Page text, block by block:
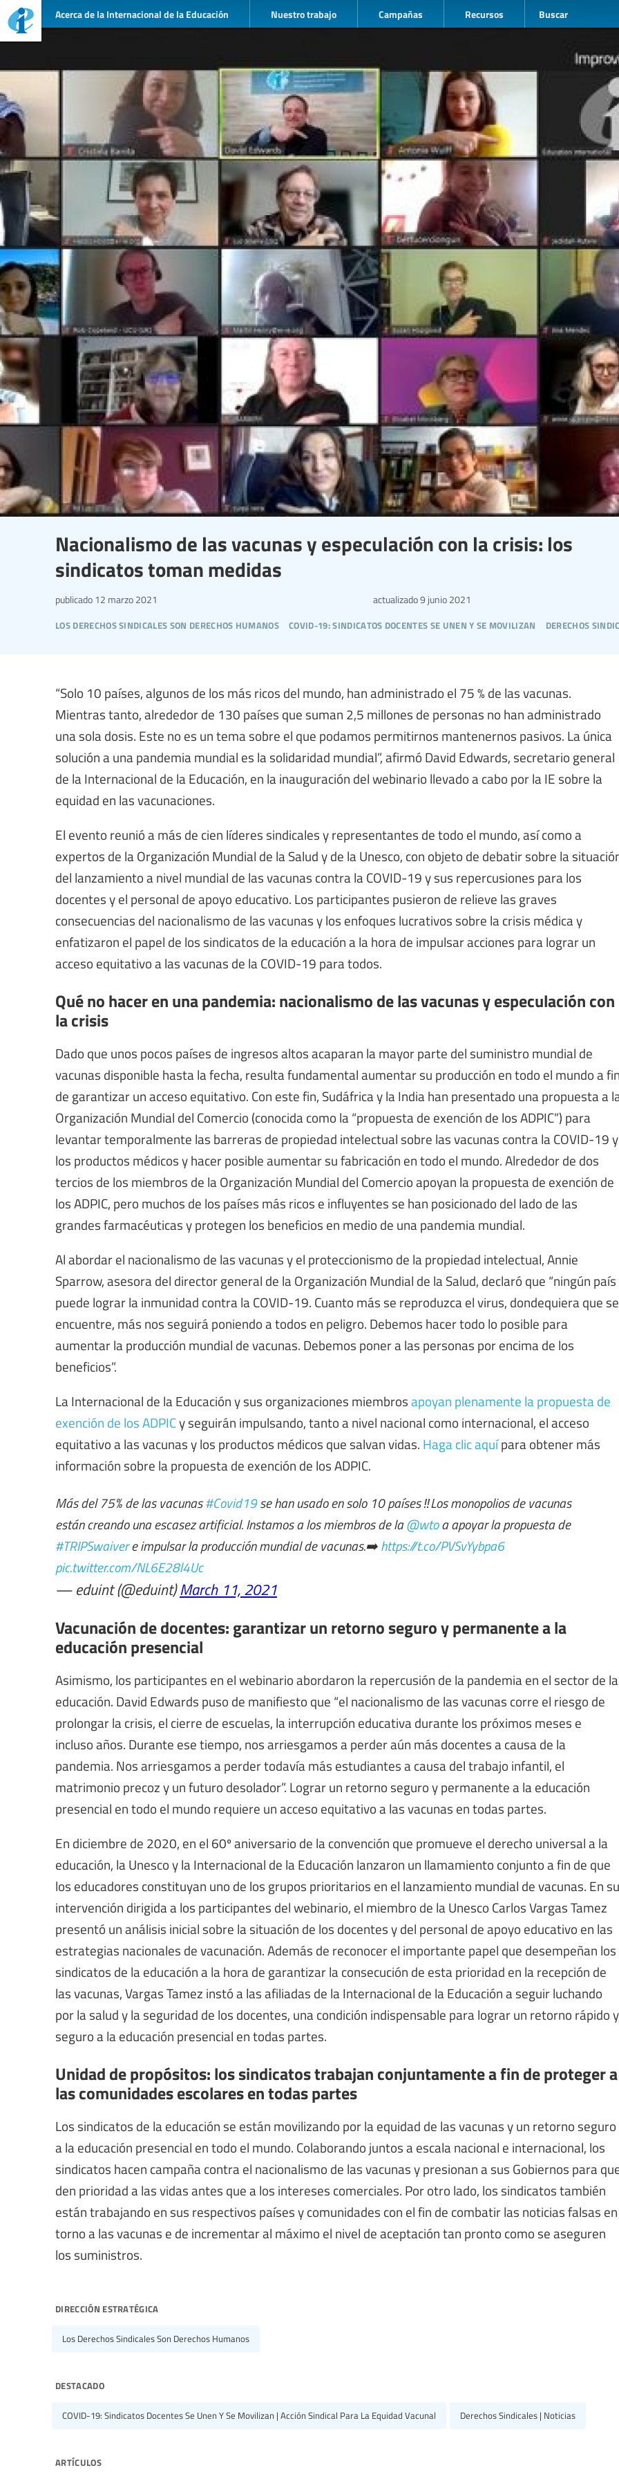
Acerca de la Internacional de la Educación Nuestro trabajo Campañas Recursos Buscar
Nacionalismo de las vacunas y especulación con la crisis: los
sindicatos toman medidas
los derechos sindicales son derechos humanos covid-19: sindicatos docentes se unen y se movilizan derechos
publicado 12 marzo 2021 actualizado9 junio 2021
“Solo 10 países, algunos de los más ricos del mundo, han administrado el 75 % de las vacunas.
Mientras tanto, alrededor de 130 países que suman 2,5 millones de personas no han administrado
una sola dosis. Este no es un tema sobre el que podamos permitirnos mantenernos pasivos. La única
solución a una pandemia mundial es la solidaridad mundial”, afirmó David Edwards, secretario general
de la Internacional de la Educación, en la inauguración del webinario llevado a cabo por la IE sobre la
equidad en las vacunaciones.
El evento reunió a más de cien líderes sindicales y representantes de todo el mundo, así como a
expertos de la Organización Mundial de la Salud y de la Unesco, con objeto de debatir sobre la
del lanzamiento a nivel mundial de las vacunas contra la COVID-19 y sus repercusiones para los
docentes y el personal de apoyo educativo. Los participantes pusieron de relieve las graves
consecuencias del nacionalismo de las vacunas y los enfoques lucrativos sobre la crisis médica y
enfatizaron el papel de los sindicatos de la educación a la hora de impulsar acciones para lograr un
acceso equitativo a las vacunas de la COVID-19 para todos.
Qué no hacer en una pandemia: nacionalismo de las vacunas y especulación con
la crisis
Dado que unos pocos países de ingresos altos acaparan la mayor parte del suministro mundial de
vacunas disponible hasta la fecha, resulta fundamental aumentar su producción en todo el mundo a fin
de garantizar un acceso equitativo. Con este fin, Sudáfrica y la India han presentado una propuesta a
Organización Mundial del Comercio (conocida como la “propuesta de exención de los ADPIC”) para
levantar temporalmente las barreras de propiedad intelectual sobre las vacunas contra la COVID-19 y
los productos médicos y hacer posible aumentar su fabricación en todo el mundo. Alrededor de dos
tercios de los miembros de la Organización Mundial del Comercio apoyan la propuesta de exención de
los ADPIC, pero muchos de los países más ricos e influyentes se han posicionado del lado de las
grandes farmacéuticas y protegen los beneficios en medio de una pandemia mundial.
Al abordar el nacionalismo de las vacunas y el proteccionismo de la propiedad intelectual, Annie
Sparrow, asesora del director general de la Organización Mundial de la Salud, declaró que “ningún país
puede lograr la inmunidad contra la COVID-19. Cuanto más se reproduzca el virus, dondequiera que se
encuentre, más nos seguirá poniendo a todos en peligro. Debemos hacer todo lo posible para
aumentar la producción mundial de vacunas. Debemos poner a las personas por encima de los
beneficios”.
La Internacional de la Educación y sus organizaciones miembrosapoyan plenamente la propuesta de
exención de los ADPICy seguirán impulsando, tanto a nivel nacional como internacional, el acceso
equitativo a las vacunas y los productos médicos que salvan vidas. Haga clic aquípara obtener más
información sobre la propuesta de exención de los ADPIC.
Más del 75% de las vacunas#Covid19se han usado en solo 10 países ‼️Los monopolios de vacunas
están creando una escasez artificial. Instamos a los miembros de la@wtoa apoyar la propuesta de
#TRIPSwaivere impulsar la producción mundial de vacunas.➡️https://t.co/PVSvYybpa6
pic.twitter.com/NL6E28l4Uc
— eduint (@eduint)March 11, 2021
Vacunación de docentes: garantizar un retorno seguro y permanente a la
educación presencial
Asimismo, los participantes en el webinario abordaron la repercusión de la pandemia en el sector de la
educación. David Edwards puso de manifiesto que “el nacionalismo de las vacunas corre el riesgo de
prolongar la crisis, el cierre de escuelas, la interrupción educativa durante los próximos meses e
incluso años. Durante ese tiempo, nos arriesgamos a perder aún más docentes a causa de la
pandemia. Nos arriesgamos a perder todavía más estudiantes a causa del trabajo infantil, el
matrimonio precoz y un futuro desolador”. Lograr un retorno seguro y permanente a la educación
presencial en todo el mundo requiere un acceso equitativo a las vacunas en todas partes.
En diciembre de 2020, en el 60º aniversario de la convención que promueve el derecho universal a la
educación, la Unesco y la Internacional de la Educación lanzaron un llamamiento conjunto a fin de que
los educadores constituyan uno de los grupos prioritarios en el lanzamiento mundial de vacunas. En su
intervención dirigida a los participantes del webinario, el miembro de la Unesco Carlos Vargas Tamez
presentó un análisis inicial sobre la situación de los docentes y del personal de apoyo educativo en las
estrategias nacionales de vacunación. Además de reconocer el importante papel que desempeñan los
sindicatos de la educación a la hora de garantizar la consecución de esta prioridad en la recepción de
las vacunas, Vargas Tamez instó a las afiliadas de la Internacional de la Educación a seguir luchando
por la salud y la seguridad de los docentes, una condición indispensable para lograr un retorno rápido y
seguro a la educación presencial en todas partes.
Unidad de propósitos: los sindicatos trabajan conjuntamente a fin de proteger a
las comunidades escolares en todas partes
Los sindicatos de la educación se están movilizando por la equidad de las vacunas y un retorno seguro
a la educación presencial en todo el mundo. Colaborando juntos a escala nacional e internacional, los
sindicatos hacen campaña contra el nacionalismo de las vacunas y presionan a sus Gobiernos para
den prioridad a las vidas antes que a los intereses comerciales. Por otro lado, los sindicatos también
están trabajando en sus respectivos países y comunidades con el fin de combatir las noticias falsas en
torno a las vacunas e de incrementar al máximo el nivel de aceptación tan pronto como se aseguren
los suministros.
dirección estratégica
Los Derechos Sindicales Son Derechos Humanos
destacado
COVID-19: Sindicatos Docentes Se Unen Y Se Movilizan | Acción Sindical Para La Equidad Vacunal Derechos Sindicales | Noticias
artículos